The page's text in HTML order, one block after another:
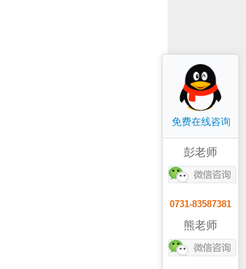
免费在线咨询
彭老师
0731-83587381
熊老师